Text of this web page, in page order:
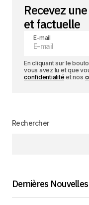
Recevez
et factuelle
E-mail
En cliquant sur le
vous avez lu et que
confidentialité et nos
Rechercher
Dernières Nouvelles